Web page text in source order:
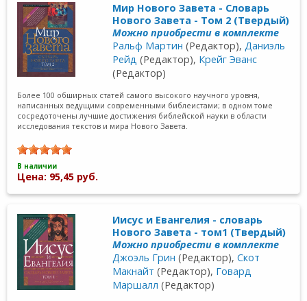
Мир Нового Завета - Словарь
Нового Завета - Том 2 (Твердый)
Можно приобрести в комплекте
Ральф Мартин (Редактор), Даниэль
Рейд (Редактор), Крейг Эванс
(Редактор)
Более 100 обширных статей самого высокого научного уровня,
написанных ведущими современными библеистами; в одном томе
сосредоточены лучшие достижения библейской науки в области
исследования текстов и мира Нового Завета.
В наличии
Цена: 95,45 руб.
Иисус и Евангелия - словарь
Нового Завета - том1 (Твердый)
Можно приобрести в комплекте
Джоэль Грин (Редактор),Скот
Макнайт (Редактор), Говард
Маршалл (Редактор)